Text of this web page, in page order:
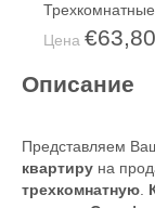
Трехкомнатные
Цена
Описание
Представляем
квартиру на
трехкомнатную.